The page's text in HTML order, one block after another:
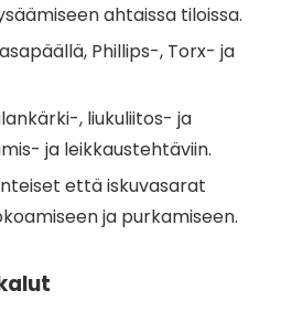
ahtaissa tiloissa.
Phillips-, Torx- ja
, liukuliitos- ja
ja leikkaustehtäviin.
että iskuvasarat
ja purkamiseen.